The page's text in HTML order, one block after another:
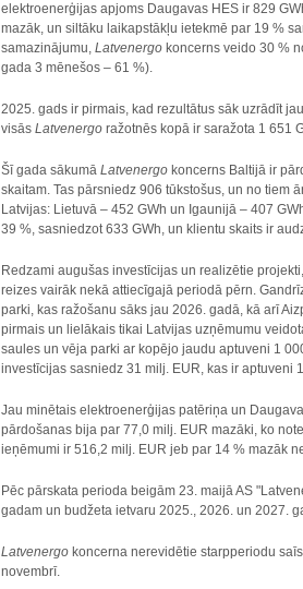
elektroenerģijas apjoms Daugavas HES ir 829
mazāk, un siltāku laikapstākļu ietekmē par 19 %
samazinājumu,Latvenergo koncerns veido 30 %
gada 3 mēnešos – 61 %).
2025. gads ir pirmais, kad rezultātus sāk uzrādīt
visāsLatvenergo ražotnēs kopā ir saražota 1 651
Šī gada sākumāLatvenergo koncerns Baltijā ir
skaitam. Tas pārsniedz 906 tūkstošus, un no tiem
Latvijas: Lietuvā – 452 GWh un Igaunijā – 407
39 %, sasniedzot 633 GWh, un klientu skaits ir
Redzami augušas investīcijas un realizētie
reizes vairāk nekā attiecīgajā periodā pērn.
parki, kas ražošanu sāks jau 2026. gadā, kā arī
pirmais un lielākais tikai Latvijas uzņēmumu
saules un vēja parki ar kopējo jaudu aptuveni 1
investīcijas sasniedz 31 milj. EUR, kas ir aptuveni
Jau minētais elektroenerģijas patēriņa un
pārdošanas bija par 77,0 milj. EUR mazāki, ko
ieņēmumi ir 516,2 milj. EUR jeb par 14 % mazāk
Pēc pārskata perioda beigām 23. maijā AS
gadam un budžeta ietvaru 2025., 2026. un 2027.
Latvenergo koncerna nerevidētie starpperiodu
novembrī.